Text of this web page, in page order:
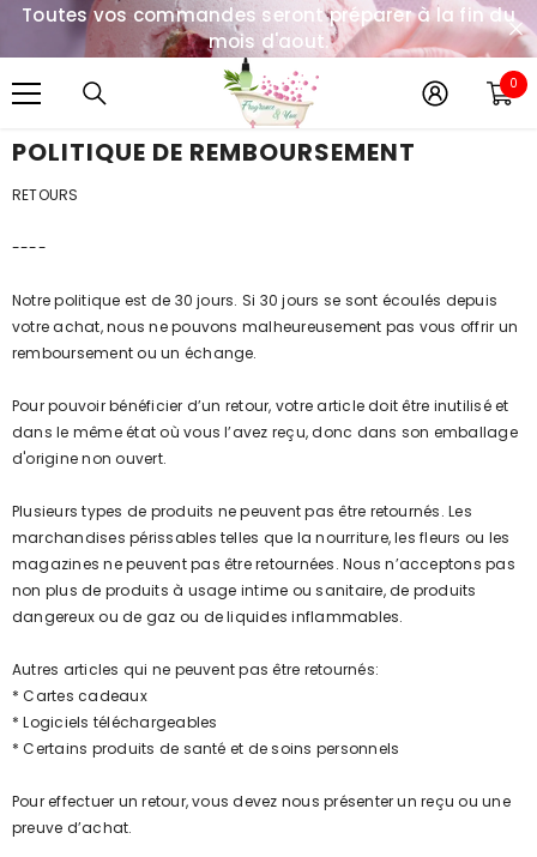
IGNORER ET PASSER AU CONTENU
Toutes vos commandes seront préparer à la fin du
mois d'aout.
0 0
POLITIQUE DE REMBOURSEMENT
RETOURS
----
Notre politique est de 30 jours. Si 30 jours se sont écoulés depuis
votre achat, nous ne pouvons malheureusement pas vous offrir un
remboursement ou un échange.
Pour pouvoir bénéficier d’un retour, votre article doit être inutilisé et
dans le même état où vous l’avez reçu, donc dans son emballage
d'origine non ouvert.
Plusieurs types de produits ne peuvent pas être retournés. Les
marchandises périssables telles que la nourriture, les fleurs ou les
magazines ne peuvent pas être retournées. Nous n’acceptons pas
non plus de produits à usage intime ou sanitaire, de produits
dangereux ou de gaz ou de liquides inflammables.
Autres articles qui ne peuvent pas être retournés:
* Cartes cadeaux
* Logiciels téléchargeables
* Certains produits de santé et de soins personnels
Pour effectuer un retour, vous devez nous présenter un reçu ou une
preuve d’achat.